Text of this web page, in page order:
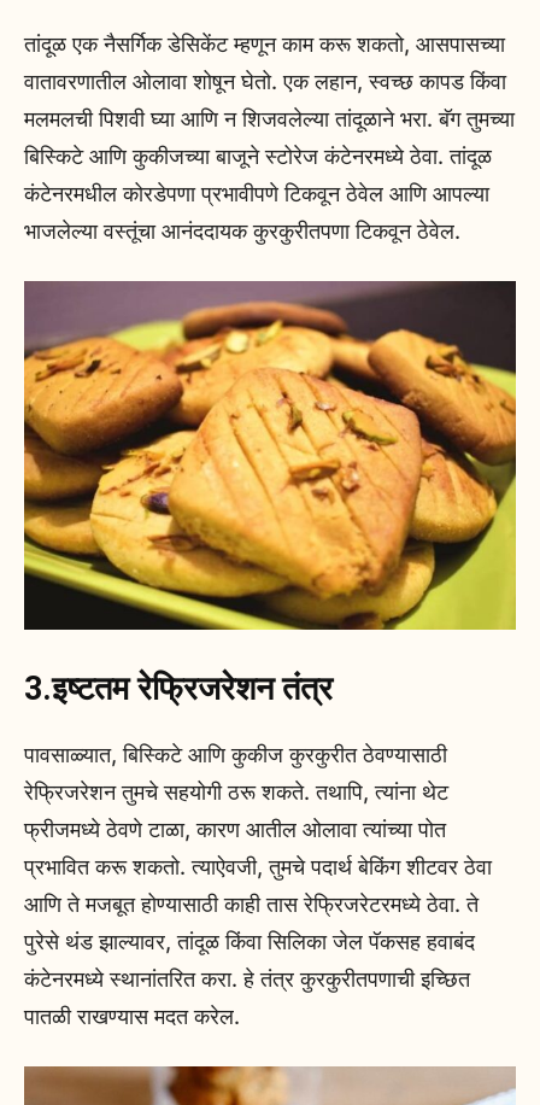
तांदूळ एक नैसर्गिक डेसिकेंट म्हणून काम करू शकतो, आसपासच्या
वातावरणातील ओलावा शोषून घेतो. एक लहान, स्वच्छ कापड किंवा
मलमलची पिशवी घ्या आणि न शिजवलेल्या तांदूळाने भरा. बॅग तुमच्या
बिस्किटे आणि कुकीजच्या बाजूने स्टोरेज कंटेनरमध्ये ठेवा. तांदूळ
कंटेनरमधील कोरडेपणा प्रभावीपणे टिकवून ठेवेल आणि आपल्या
भाजलेल्या वस्तूंचा आनंददायक कुरकुरीतपणा टिकवून ठेवेल.
3.इष्टतम रेफ्रिजरेशन तंत्र
पावसाळ्यात, बिस्किटे आणि कुकीज कुरकुरीत ठेवण्यासाठी
रेफ्रिजरेशन तुमचे सहयोगी ठरू शकते. तथापि, त्यांना थेट
फ्रीजमध्ये ठेवणे टाळा, कारण आतील ओलावा त्यांच्या पोत
प्रभावित करू शकतो. त्याऐवजी, तुमचे पदार्थ बेकिंग शीटवर ठेवा
आणि ते मजबूत होण्यासाठी काही तास रेफ्रिजरेटरमध्ये ठेवा. ते
पुरेसे थंड झाल्यावर, तांदूळ किंवा सिलिका जेल पॅकसह हवाबंद
कंटेनरमध्ये स्थानांतरित करा. हे तंत्र कुरकुरीतपणाची इच्छित
पातळी राखण्यास मदत करेल.